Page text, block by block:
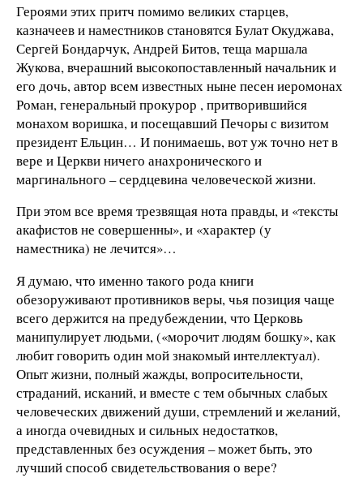
Героями этих притч помимо великих старцев,
казначеев и наместников становятся Булат Окуджава,
Сергей Бондарчук, Андрей Битов, теща маршала
Жукова, вчерашний высокопоставленный начальник и
его дочь, автор всем известных ныне песен иеромонах
Роман, генеральный прокурор , притворившийся
монахом воришка, и посещавший Печоры с визитом
президент Ельцин… И понимаешь, вот уж точно нет в
вере и Церкви ничего анахронического и
маргинального – сердцевина человеческой жизни.
При этом все время трезвящая нота правды, и «тексты
акафистов не совершенны», и «характер (у
наместника) не лечится»…
Я думаю, что именно такого рода книги
обезоруживают противников веры, чья позиция чаще
всего держится на предубеждении, что Церковь
манипулирует людьми, («морочит людям бошку», как
любит говорить один мой знакомый интеллектуал).
Опыт жизни, полный жажды, вопросительности,
страданий, исканий, и вместе с тем обычных слабых
человеческих движений души, стремлений и желаний,
а иногда очевидных и сильных недостатков,
представленных без осуждения – может быть, это
лучший способ свидетельствования о вере?